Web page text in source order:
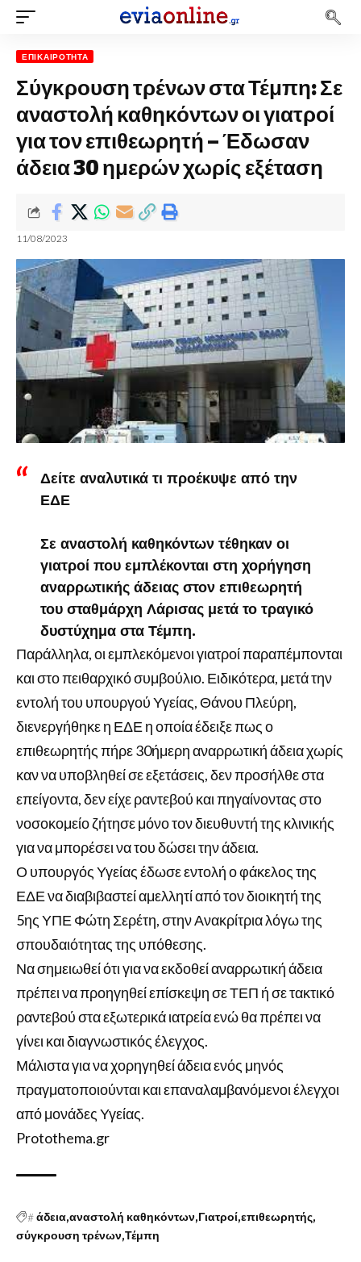
ΕΠΙΚΑΙΡΌΤΗΤΑ
Σύγκρουση τρένων στα Τέμπη: Σε
αναστολή καθηκόντων οι γιατροί
για τον επιθεωρητή – Έδωσαν
άδεια 30 ημερών χωρίς εξέταση
11/08/2023
Δείτε αναλυτικά τι προέκυψε από την
ΕΔΕ
Σε αναστολή καθηκόντων τέθηκαν οι
γιατροί που εμπλέκονται στη χορήγηση
αναρρωτικής άδειας στον επιθεωρητή
του σταθμάρχη Λάρισας μετά το τραγικό
δυστύχημα στα Τέμπη.
Παράλληλα, οι εμπλεκόμενοι γιατροί παραπέμπονται
και στο πειθαρχικό συμβούλιο. Ειδικότερα, μετά την
εντολή του υπουργού Υγείας, Θάνου Πλεύρη,
διενεργήθηκε η ΕΔΕ η οποία έδειξε πως ο
επιθεωρητής πήρε 30ήμερη αναρρωτική άδεια χωρίς
καν να υποβληθεί σε εξετάσεις, δεν προσήλθε στα
επείγοντα, δεν είχε ραντεβού και πηγαίνοντας στο
νοσοκομείο ζήτησε μόνο τον διευθυντή της κλινικής
για να μπορέσει να του δώσει την άδεια.
Ο υπουργός Υγείας έδωσε εντολή ο φάκελος της
ΕΔΕ να διαβιβαστεί αμελλητί από τον διοικητή της
5ης ΥΠΕ Φώτη Σερέτη, στην Ανακρίτρια λόγω της
σπουδαιότητας της υπόθεσης.
Να σημειωθεί ότι για να εκδοθεί αναρρωτική άδεια
πρέπει να προηγηθεί επίσκεψη σε ΤΕΠ ή σε τακτικό
ραντεβού στα εξωτερικά ιατρεία ενώ θα πρέπει να
γίνει και διαγνωστικός έλεγχος.
Μάλιστα για να χορηγηθεί άδεια ενός μηνός
πραγματοποιούνται και επαναλαμβανόμενοι έλεγχοι
από μονάδες Υγείας.
Protothema.gr
#άδεια αναστολή καθηκόντων Γιατροί επιθεωρητής
σύγκρουση τρένων Τέμπη